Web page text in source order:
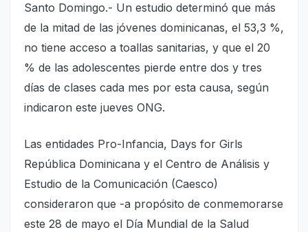
Santo Domingo.- Un estudio determinó que más
de la mitad de las jóvenes dominicanas, el 53,3 %,
no tiene acceso a toallas sanitarias, y que el 20
% de las adolescentes pierde entre dos y tres
días de clases cada mes por esta causa, según
indicaron este jueves ONG.
Las entidades Pro-Infancia, Days for Girls
República Dominicana y el Centro de Análisis y
Estudio de la Comunicación (Caesco)
consideraron que -a propósito de conmemorarse
este 28 de mayo el Día Mundial de la Salud